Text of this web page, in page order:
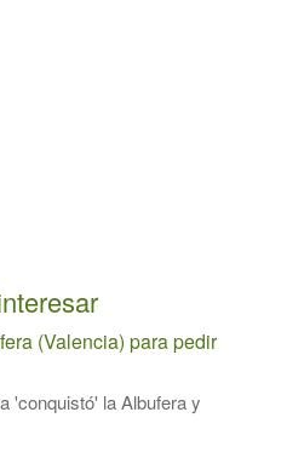
(Valencia) para pedir
'conquistó' la Albufera y